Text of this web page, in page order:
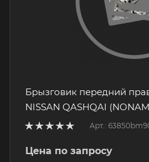
Брызговик передний
NISSAN QASHQAI
Арт.:
Цена по запросу